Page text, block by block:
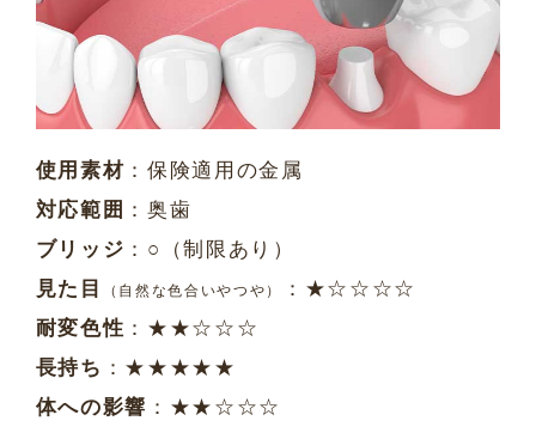
使用素材 ：保険適用の金属
対応範囲 ：奥歯
ブリッジ ：○（制限あり）
見た目
（自然な色合いやつや）
：★☆☆☆☆
耐変色性 ：★★☆☆☆
長持ち ：★★★★★
体への影響 ：★★☆☆☆